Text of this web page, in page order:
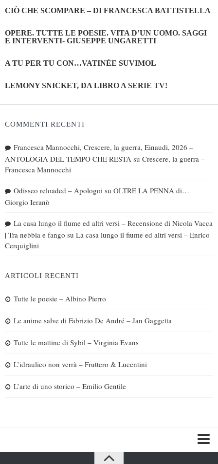
CIÒ CHE SCOMPARE – DI FRANCESCA BATTISTELLA
OPERE. TUTTE LE POESIE. VITA D’UN UOMO. SAGGI
E INTERVENTI- GIUSEPPE UNGARETTI
A TU PER TU CON…VATINÈE SUVIMOL
LEMONY SNICKET, DA LIBRO A SERIE TV!
COMMENTI RECENTI
Francesca Mannocchi, Crescere, la guerra, Einaudi, 2026 –
ANTOLOGIA DEL TEMPO CHE RESTA su Crescere, la guerra –
Francesca Mannocchi
Odisseo reloaded – Apologoi su OLTRE LA PENNA di…
Giorgio Ieranò
La casa lungo il fiume ed altri versi – Recensione di Nicola Vacca
| Tra nebbia e fango su La casa lungo il fiume ed altri versi – Enrico
Cerquiglini
ARTICOLI RECENTI
Tutte le poesie – Albino Pierro
Le anime salve di Fabrizio De André – Jan Gaggetta
Tutte le mattine di Sybil – Virginia Evans
L’idraulico non verrà – Fruttero & Lucentini
L’arte di uno storico – Emilio Gentile